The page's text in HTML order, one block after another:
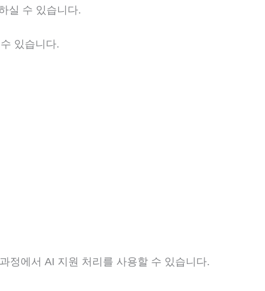
실 수 있습니다.
있습니다.
정에서 AI 지원 처리를 사용할 수 있습니다.